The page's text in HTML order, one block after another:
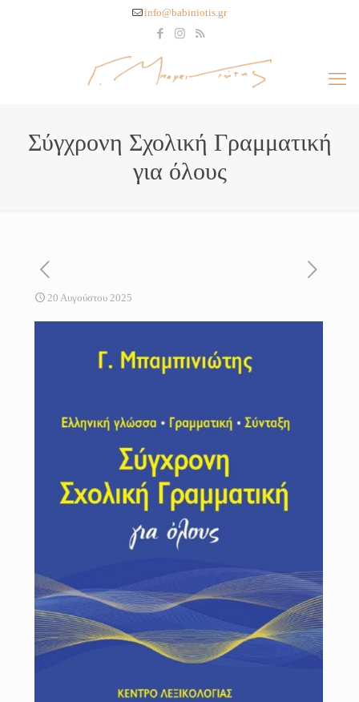
info@babiniotis.gr
Σύγχρονη Σχολική Γραμματική
για όλους
20 Αυγούστου 2025